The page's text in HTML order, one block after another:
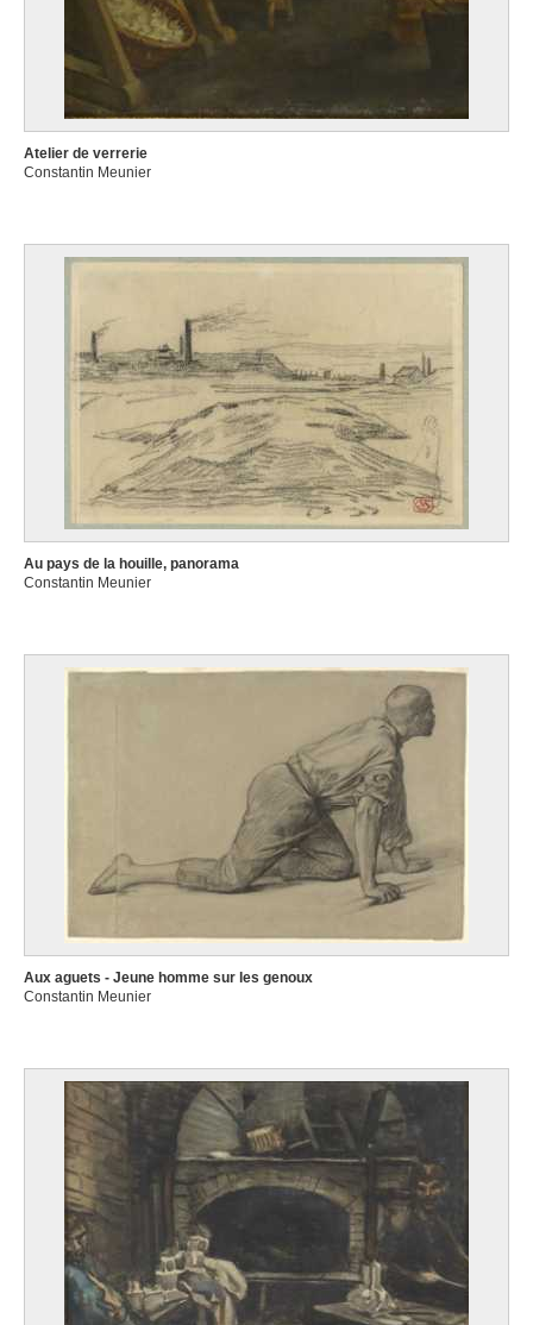
Atelier de verrerie
Constantin Meunier
Au pays de la houille, panorama
Constantin Meunier
Aux aguets - Jeune homme sur les genoux
Constantin Meunier